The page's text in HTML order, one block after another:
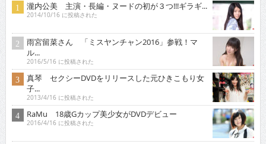
瀧内公美 主演・長編・ヌードの初が３つ!!!ギラギ...
2014/10/16 に投稿された
雨宮留菜さん 「ミスヤンチャン2016」参戦！マ
ル...
2016/5/16 に投稿された
真琴 セクシーDVDをリリースした元ひきこもり女
子...
2013/4/16 に投稿された
RaMu 18歳Gカップ美少女がDVDデビュー
2016/4/16 に投稿された